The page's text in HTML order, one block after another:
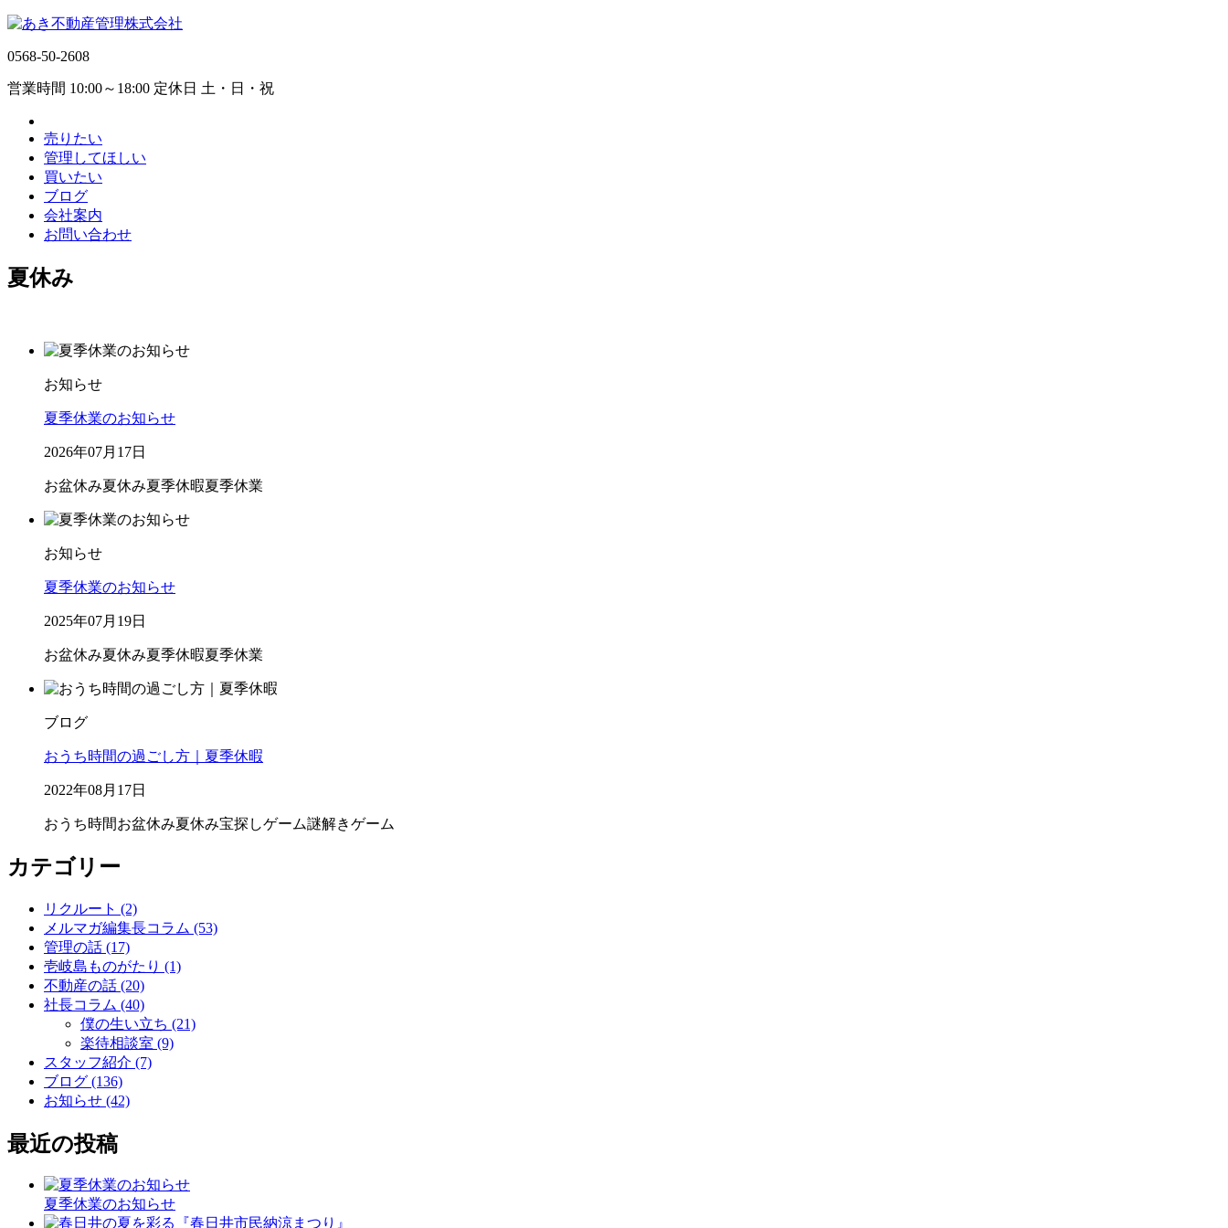
0568-50-2608
営業時間 10:00～18:00 定休日 土・日・祝
売りたい
管理してほしい
買いたい
ブログ
会社案内
お問い合わせ
夏休み
お知らせ
夏季休業のお知らせ
2026年07月17日
お盆休み夏休み夏季休暇夏季休業
お知らせ
夏季休業のお知らせ
2025年07月19日
お盆休み夏休み夏季休暇夏季休業
ブログ
おうち時間の過ごし方｜夏季休暇
2022年08月17日
おうち時間お盆休み夏休み宝探しゲーム謎解きゲーム
カテゴリー
リクルート (2)
メルマガ編集長コラム (53)
管理の話 (17)
壱岐島ものがたり (1)
不動産の話 (20)
社長コラム (40)
僕の生い立ち (21)
楽待相談室 (9)
スタッフ紹介 (7)
ブログ (136)
お知らせ (42)
最近の投稿
夏季休業のお知らせ